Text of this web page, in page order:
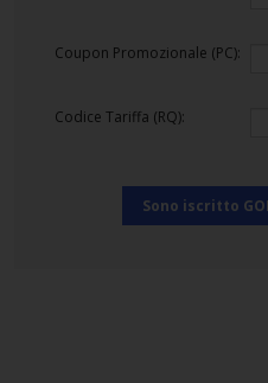
Coupon Promozionale (PC):
Codice Tariffa (RQ):
Sono iscritto